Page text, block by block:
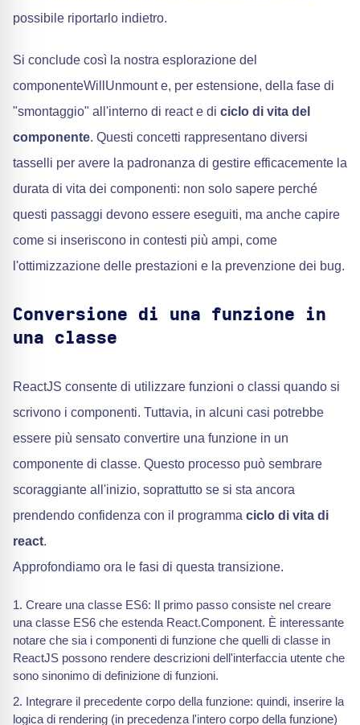
possibile riportarlo indietro.
Si conclude così la nostra esplorazione del
componenteWillUnmount e, per estensione, della fase di
"smontaggio" all'interno di react e di ciclo di vita del
componente. Questi concetti rappresentano diversi
tasselli per avere la padronanza di gestire efficacemente la
durata di vita dei componenti: non solo sapere perché
questi passaggi devono essere eseguiti, ma anche capire
come si inseriscono in contesti più ampi, come
l'ottimizzazione delle prestazioni e la prevenzione dei bug.
Conversione di una funzione in
una classe
ReactJS consente di utilizzare funzioni o classi quando si
scrivono i componenti. Tuttavia, in alcuni casi potrebbe
essere più sensato convertire una funzione in un
componente di classe. Questo processo può sembrare
scoraggiante all'inizio, soprattutto se si sta ancora
prendendo confidenza con il programma ciclo di vita di
react.
Approfondiamo ora le fasi di questa transizione.
Creare una classe ES6: Il primo passo consiste nel creare
una classe ES6 che estenda React.Component. È interessante
notare che sia i componenti di funzione che quelli di classe in
ReactJS possono rendere descrizioni dell'interfaccia utente che
sono sinonimo di definizione di funzioni.
Integrare il precedente corpo della funzione: quindi, inserire la
logica di rendering (in precedenza l'intero corpo della funzione)